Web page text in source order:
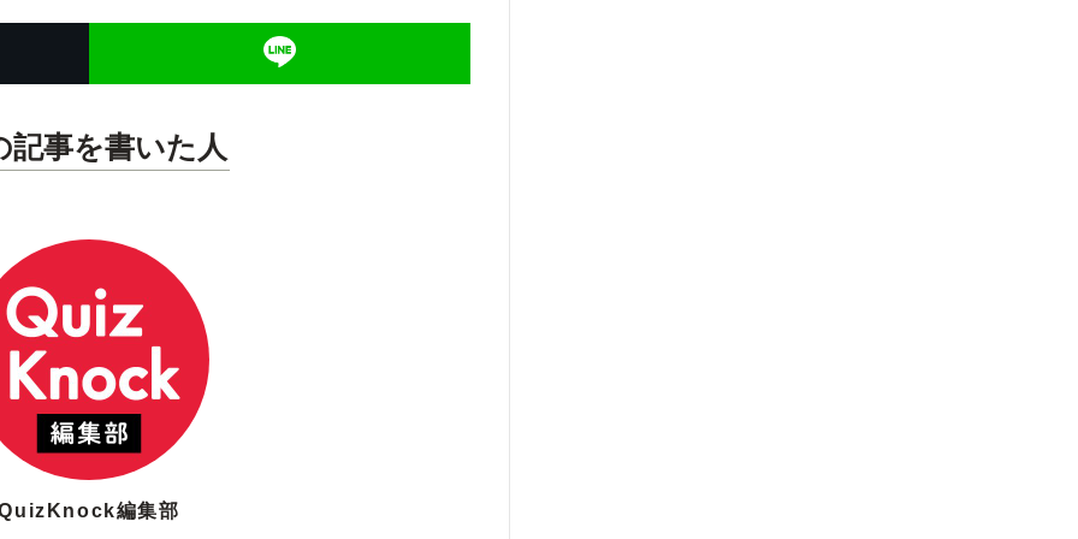
記事を書いた人
編集部